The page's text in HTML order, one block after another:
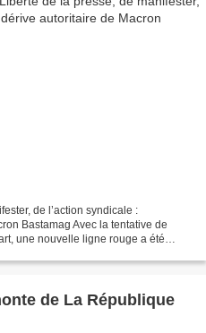
de l’action syndicale :
Bastamag Avec la tentative de
une nouvelle ligne rouge a été
de La République